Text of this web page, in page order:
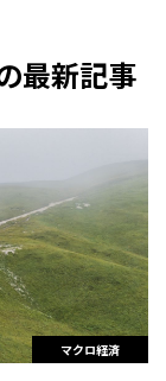
最新記事
マクロ経済